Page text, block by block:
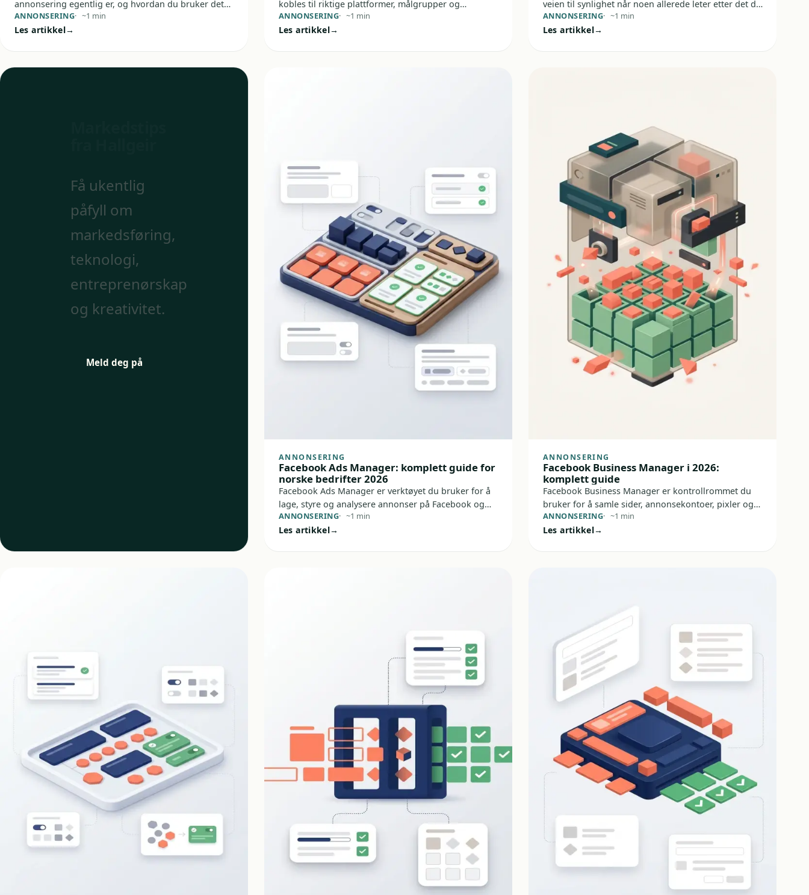
annonsering egentlig er, og hvordan du bruker det
uten å blåse budsjettet på støy. Kort sagt:
annonsering er betalt synlighet som skal få riktige
ANNONSERING ~1 min
Les artikkel
kobles til riktige plattformer, målgrupper og
budskap. For deg betyr det enklere å nå folk som
faktisk kan bli kunder, uten å skyte i blinde.
ANNONSERING ~1 min
Les artikkel
veien til synlighet når noen allerede leter etter det du
selger. Du betaler når noen klikker, og med riktig
oppsett kan du få relevante besøk, leads og salg uten
ANNONSERING ~1 min
Les artikkel
Få ukentlig
påfyll om
markedsføring,
teknologi,
entreprenørskap
og kreativitet.
Meld deg på
ANNONSERING
Facebook Ads Manager: komplett guide for
norske bedrifter 2026
Facebook Ads Manager er verktøyet du bruker for å
lage, styre og analysere annonser på Facebook og
Instagram. For norske bedrifter er dette ofte
kontrollrommet for betalte kampanjer: du vil nå
ANNONSERING ~1 min
Les artikkel
ANNONSERING
Facebook Business Manager i 2026:
komplett guide
Facebook Business Manager er kontrollrommet du
bruker for å samle sider, annonsekontoer, pixler og
tilgangsstyring på ett sted. For norske bedrifter betyr
det mindre rot, bedre sikkerhet og mer kontroll når
ANNONSERING ~1 min
Les artikkel